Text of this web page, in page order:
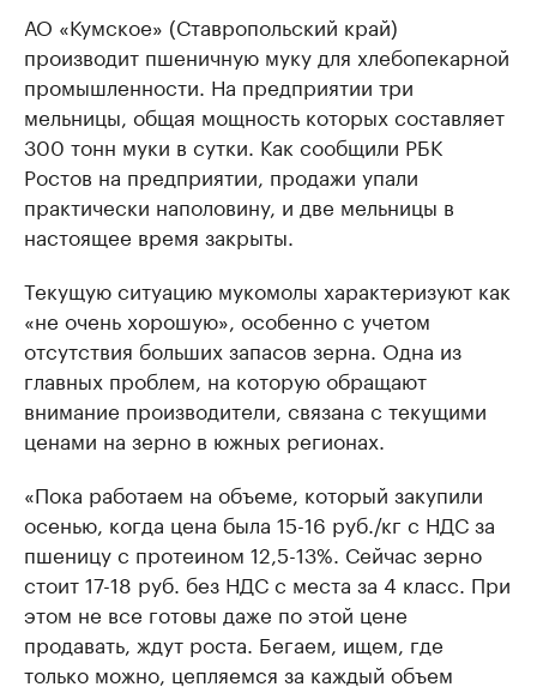
АО «Кумское» (Ставропольский край)
производит пшеничную муку для хлебопекарной
промышленности. На предприятии три
мельницы, общая мощность которых составляет
300 тонн муки в сутки. Как сообщили РБК
Ростов на предприятии, продажи упали
практически наполовину, и две мельницы в
настоящее время закрыты.
Текущую ситуацию мукомолы характеризуют как
«не очень хорошую», особенно с учетом
отсутствия больших запасов зерна. Одна из
главных проблем, на которую обращают
внимание производители, связана с текущими
ценами на зерно в южных регионах.
«Пока работаем на объеме, который закупили
осенью, когда цена была 15-16 руб./кг с НДС за
пшеницу с протеином 12,5-13%. Сейчас зерно
стоит 17-18 руб. без НДС с места за 4 класс. При
этом не все готовы даже по этой цене
продавать, ждут роста. Бегаем, ищем, где
только можно, цепляемся за каждый объем